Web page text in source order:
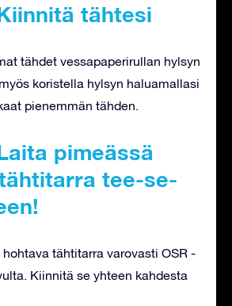
tähtesi
tähdet vessapaperirullan hylsyn
koristella hylsyn haluamallasi
pienemmän tähden.
pimeässä
tee-se-
tähtitarra varovasti OSR -
Kiinnitä se yhteen kahdesta